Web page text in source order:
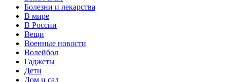
Болезни и лекарства
В мире
В России
Вещи
Военные новости
Волейбол
Гаджеты
Дети
Дом и сад